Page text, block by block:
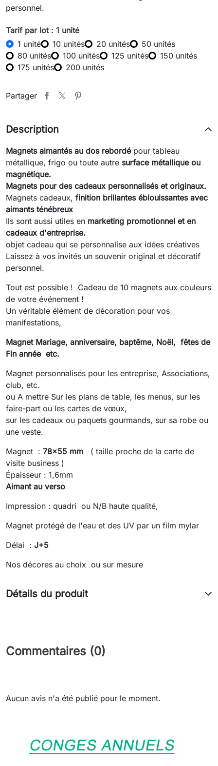
personnel.
Tarif par lot : 1 unité
1 unité
10 unités 20 unités
50 unités
80 unités
100 unités 125 unités
150 unités
175 unités
200 unités
Partager
Description
Magnets aimantés au dos rebordépour tableau
métallique, frigo ou toute autre surface métallique ou
magnétique.
Magnets pour des cadeaux personnalisés et originaux.
Magnets cadeaux, finition brillantes éblouissantes avec
aimants ténébreux
Ils sont aussi utiles en marketing promotionnel et en
cadeaux d'entreprise.
objet cadeau qui se personnalise aux idées créatives
Laissez à vos invités un souvenir original et décoratif
personnel.
Tout est possible ! Cadeau de 10 magnets aux couleurs
de votre événement !
Un véritable élément de décoration pour vos
manifestations,
Magnet Mariage, anniversaire, baptême, Noël, fêtes de
Fin année etc.
Magnet personnalisés pour les entreprise, Associations,
club, etc.
ou A mettre Sur les plans de table, les menus, sur les
faire-part ou les cartes de vœux,
sur les cadeaux ou paquets gourmands, sur sa robe ou
une veste.
Magnet : 78x55 mm
( taille proche de la carte de
visite business )
Épaisseur : 1,6mm
Aimant au verso
Impression : quadri ou N/B haute qualité,
Magnet protégé de l'eau et des UV par un film mylar
Délai : J+5
Nos décores au choix ou sur mesure
Détails du produit
Commentaires (0)
Aucun avis n'a été publié pour le moment.